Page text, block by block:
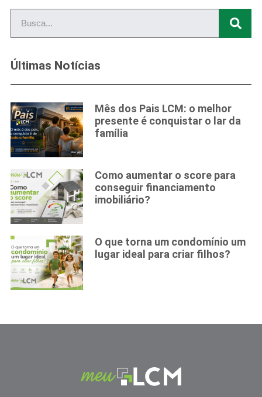
Últimas Notícias
Mês dos Pais LCM: o melhor
presente é conquistar o lar da
família
Como aumentar o score para
conseguir financiamento
imobiliário?
O que torna um condomínio um
lugar ideal para criar filhos?